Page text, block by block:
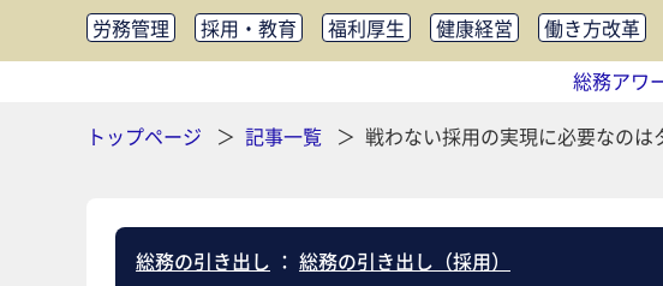
労務管理 採用・教育 福利厚生 健康経営 働き方改革
知財管理
リスクマネジメント・BCP 社外・社内広報 社
助成金・補助金・コス
総務アワ
トップページ
記事一覧 戦わない採用の実現に必要なの
総務の引き出し ： 総務の引き出し（採用）